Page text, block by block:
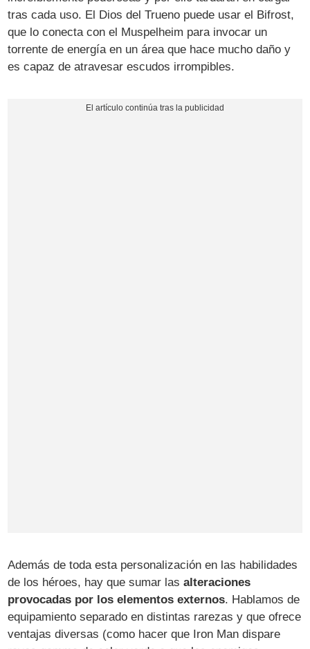
tras cada uso. El Dios del Trueno puede usar el Bifrost,
que lo conecta con el Muspelheim para invocar un
torrente de energía en un área que hace mucho daño y
es capaz de atravesar escudos irrompibles.
Además de toda esta personalización en las habilidades
de los héroes, hay que sumar lasalteraciones
provocadas por los elementos externos. Hablamos de
equipamiento separado en distintas rarezas y que ofrece
ventajas diversas (como hacer que Iron Man dispare